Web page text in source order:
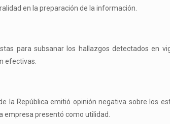
en la preparación de la información.
para subsanar los hallazgos detectados en
efectivas.
la República emitió opinión negativa sobre los
empresa presentó como utilidad.